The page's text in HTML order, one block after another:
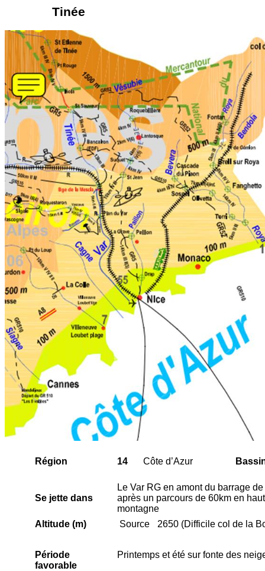
Tinée
Région 14 Côte d’Azur
Se jette dans
Le Var RG en amont du barrage
après un parcours de 60km en
montagne
Altitude (m)
Source 2650 (Difficile col de la
Période
favorable
Printemps et été sur fonte des